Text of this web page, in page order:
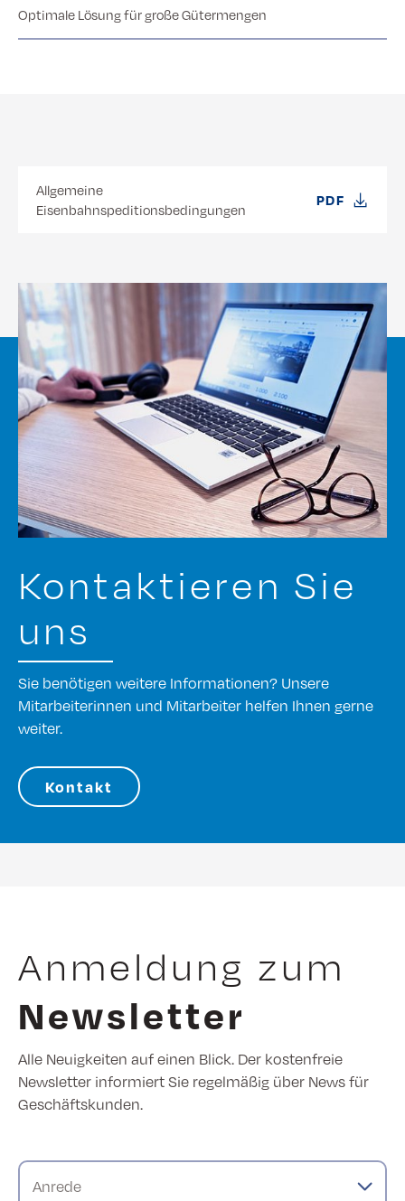
Optimale Lösung für große Gütermengen
Allgemeine
Eisenbahnspeditionsbedingungen
PDF
Kontaktieren Sie
uns
Sie benötigen weitere Informationen? Unsere
Mitarbeiterinnen und Mitarbeiter helfen Ihnen gerne
weiter.
Kontakt
Anmeldung zum
Newsletter
Alle Neuigkeiten auf einen Blick. Der kostenfreie
Newsletter informiert Sie regelmäßig über News für
Geschäftskunden.
Anrede